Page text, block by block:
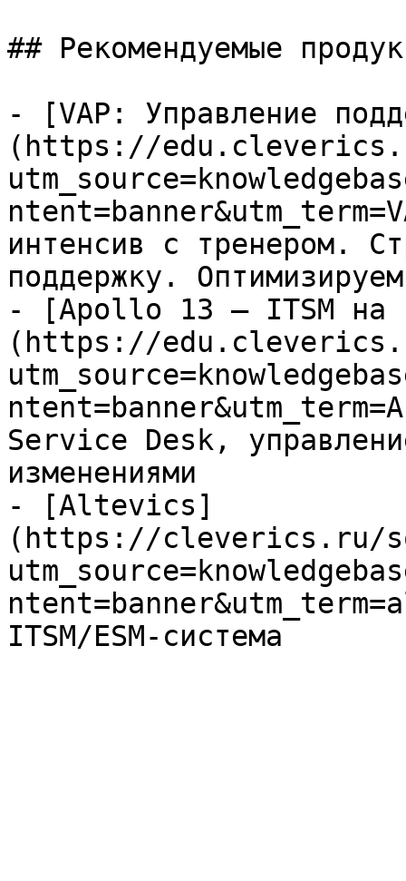
## Рекомендуемые
- [VAP: Управление
(https://
интенсив с тренером.
поддержку.
- [Apollo 13 — ITSM на
(https://
Service Desk,
изменениями
- [Altevics]
(https://cleverics.ru/
ITSM/ESM-система